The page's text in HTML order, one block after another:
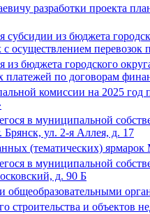
разработки проекта
из бюджета
с осуществлением
бюджета городского
платежей по договорам
комиссии на 2025
в муниципальной
Брянск, ул. 2-я Аллея, д. 17
(тематических)
в муниципальной
д. 90 Б
строительства и